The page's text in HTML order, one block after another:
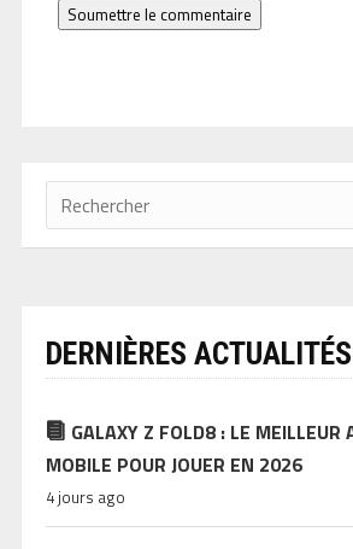
Soumettre le commentaire
DERNIÈRES ACTUALITÉS
GALAXY Z FOLD8 : LE MEILLEUR
MOBILE POUR JOUER EN 2026
4 jours ago